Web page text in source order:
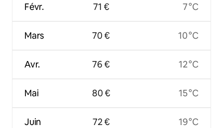
Févr.
Mars
Avr.
Mai
Juin
71 €
70 €
76 €
80 €
72 €
7 °C
10 °C
12 °C
15 °C
19 °C